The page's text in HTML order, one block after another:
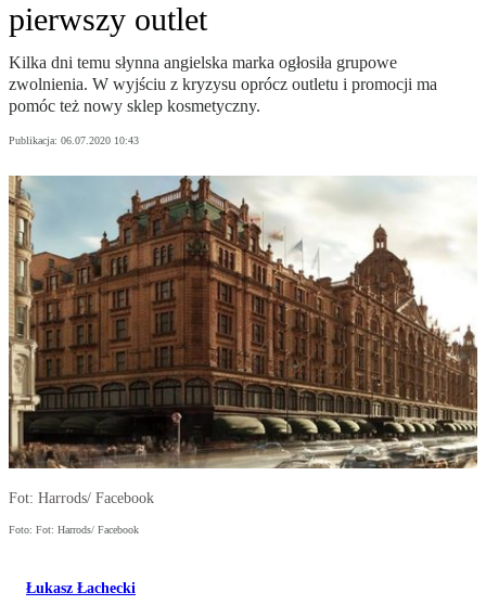
pierwszy outlet
Kilka dni temu słynna angielska marka ogłosiła grupowe
zwolnienia. W wyjściu z kryzysu oprócz outletu i promocji ma
pomóc też nowy sklep kosmetyczny.
Publikacja: 06.07.2020 10:43
Fot: Harrods/ Facebook
Foto: Fot: Harrods/ Facebook
Łukasz Łachecki